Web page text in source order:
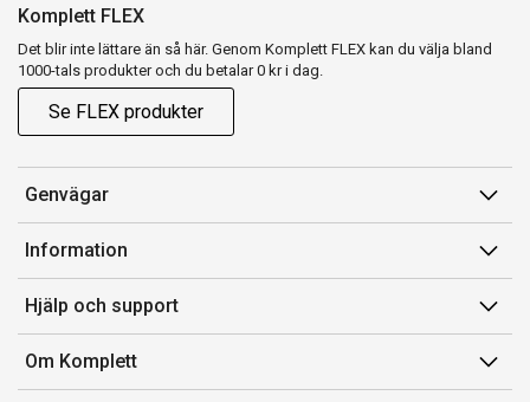
Komplett FLEX
Det blir inte lättare än så här. Genom Komplett FLEX kan du välja bland
1000-tals produkter och du betalar 0 kr i dag.
Se FLEX produkter
Genvägar
Konto
Orderhistorik
Presentkort
Komplett Club
Information
Försäljningsvillkor
Medlemsvillkor for Komplett Club
Lediga tjänster
Hjälp och support
Kontakta oss
Kundservice
Om Komplett